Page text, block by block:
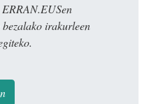
irakurleen